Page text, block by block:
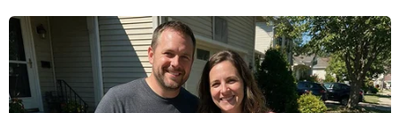
Mai Phương
04/09/2022 01:00
Đường bay Moskva-Varadero sẽ hoạt động với tần